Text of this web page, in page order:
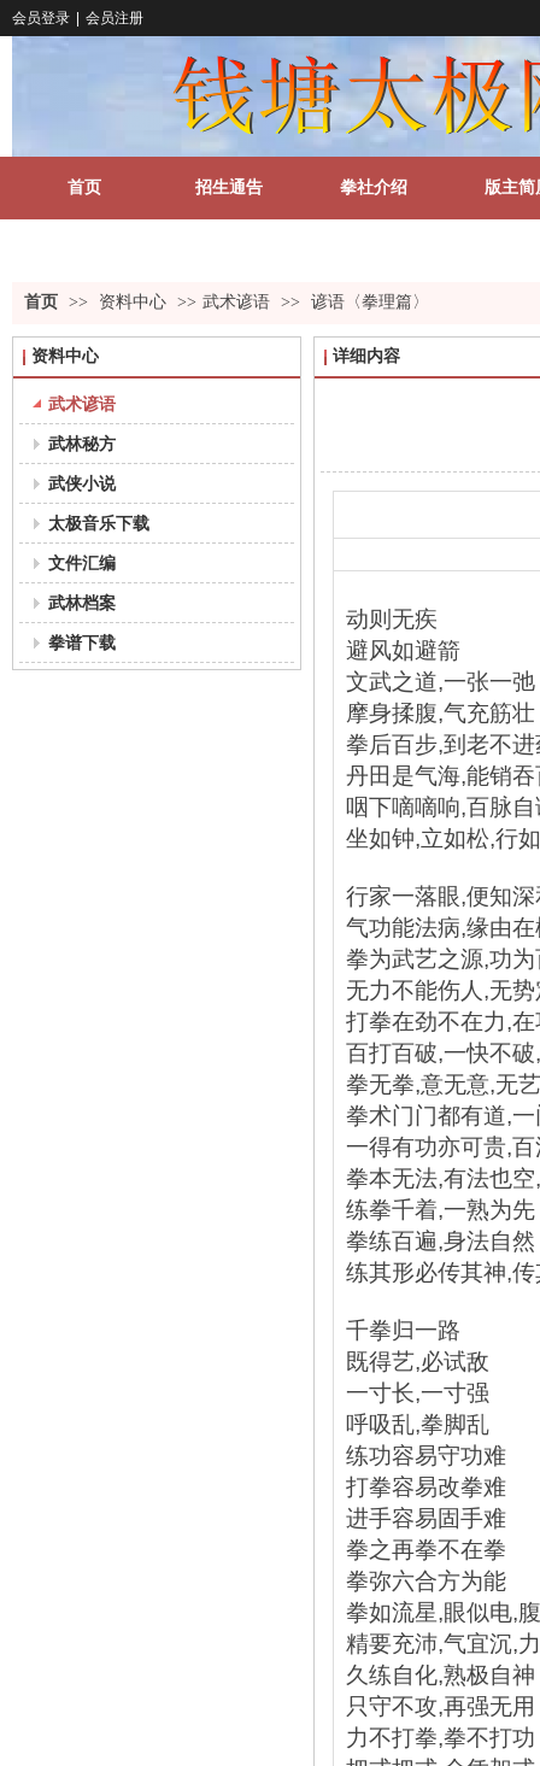
会员登录 会员注册
首页 招生通告 拳社介绍 版主简
首页 >> 资料中心 >> 武术谚语 >> 谚语〈拳理篇〉
资料中心
武术谚语
武林秘方
武侠小说
太极音乐下载
文件汇编
武林档案
拳谱下载
详细内容
动则无疾
避风如避箭
文武之道,一张一弛
摩身揉腹,气充筋壮
拳后百步,到老不
丹田是气海,能销
咽下嘀嘀响,百脉
坐如钟,立如松,行
行家一落眼,便知
气功能法病,缘由
拳为武艺之源,功
无力不能伤人,无
打拳在劲不在力,
百打百破,一快不
拳无拳,意无意,无
拳术门门都有道,
一得有功亦可贵,
拳本无法,有法也
练拳千着,一熟为
拳练百遍,身法自
练其形必传其神,
千拳归一路
既得艺,必试敌
一寸长,一寸强
呼吸乱,拳脚乱
练功容易守功难
打拳容易改拳难
进手容易固手难
拳之再拳不在拳
拳弥六合方为能
拳如流星,眼似电,
精要充沛,气宜沉,
久练自化,熟极自神
只守不攻,再强无用
力不打拳,拳不打功